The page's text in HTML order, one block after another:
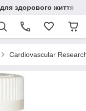
здорового життя
Cardiovascular